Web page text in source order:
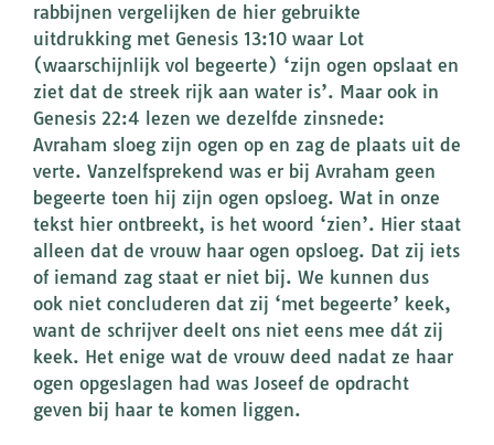
rabbijnen vergelijken de hier gebruikte
uitdrukking met Genesis 13:10 waar Lot
(waarschijnlijk vol begeerte) ‘zijn ogen opslaat en
ziet dat de streek rijk aan water is’. Maar ook in
Genesis 22:4 lezen we dezelfde zinsnede:
Avraham sloeg zijn ogen op en zag de plaats uit de
verte. Vanzelfsprekend was er bij Avraham geen
begeerte toen hij zijn ogen opsloeg. Wat in onze
tekst hier ontbreekt, is het woord ‘zien’. Hier staat
alleen dat de vrouw haar ogen opsloeg. Dat zij iets
of iemand zag staat er niet bij. We kunnen dus
ook niet concluderen dat zij ‘met begeerte’ keek,
want de schrijver deelt ons niet eens mee dát zij
keek. Het enige wat de vrouw deed nadat ze haar
ogen opgeslagen had was Joseef de opdracht
geven bij haar te komen liggen.